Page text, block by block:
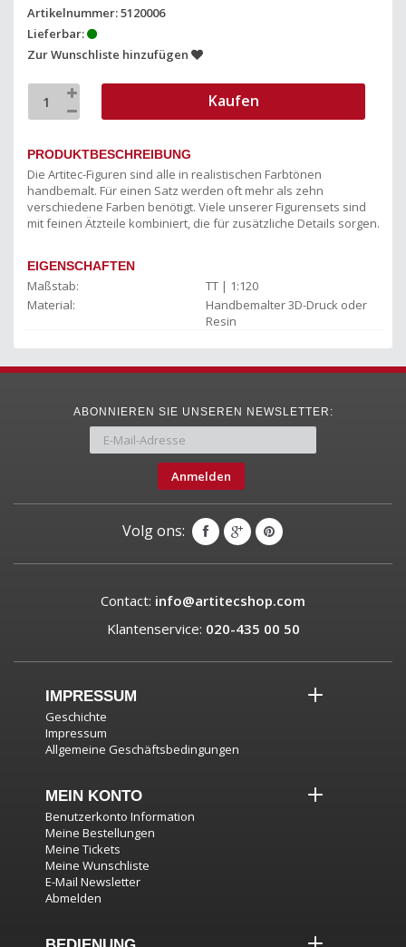
Artikelnummer: 5120006
Lieferbar:
Zur Wunschliste hinzufügen
Kaufen
PRODUKTBESCHREIBUNG
Die Artitec-Figuren sind alle in realistischen Farbtönen
handbemalt. Für einen Satz werden oft mehr als zehn
verschiedene Farben benötigt. Viele unserer Figurensets sind
mit feinen Ätzteile kombiniert, die für zusätzliche Details sorgen.
EIGENSCHAFTEN
Maßstab:
TT | 1:120
Material:
Handbemalter 3D-Druck oder
Resin
ABONNIEREN SIE UNSEREN NEWSLETTER:
Anmelden
Volg ons:
Contact: info@artitecshop.com
Klantenservice: 020-435 00 50
IMPRESSUM
Geschichte
Impressum
Allgemeine Geschäftsbedingungen
MEIN KONTO
Benutzerkonto Information
Meine Bestellungen
Meine Tickets
Meine Wunschliste
E-Mail Newsletter
Abmelden